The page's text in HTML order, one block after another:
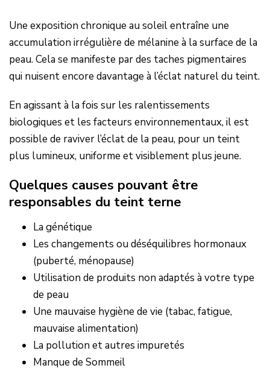
Une exposition chronique au soleil entraîne une
accumulation irrégulière de mélanine à la surface de la
peau. Cela se manifeste par des taches pigmentaires
qui nuisent encore davantage à l’éclat naturel du teint.
En agissant à la fois sur les ralentissements
biologiques et les facteurs environnementaux, il est
possible de raviver l’éclat de la peau, pour un teint
plus lumineux, uniforme et visiblement plus jeune.
Quelques causes pouvant être
responsables du teint terne
La génétique
Les changements ou déséquilibres hormonaux
(puberté, ménopause)
Utilisation de produits non adaptés à votre type
de peau
Une mauvaise hygiène de vie (tabac, fatigue,
mauvaise alimentation)
La pollution et autres impuretés
Manque de Sommeil